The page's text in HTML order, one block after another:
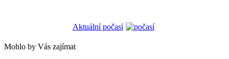
Aktuální počasí
Mohlo by Vás zajímat